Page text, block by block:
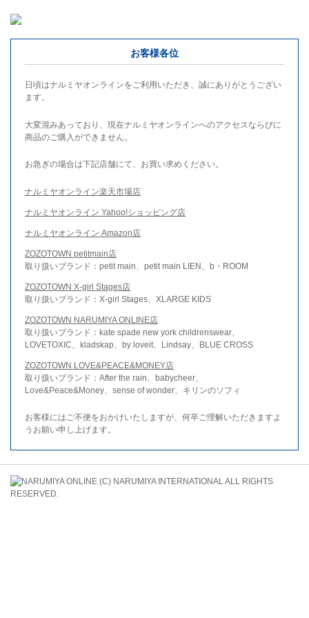
お客様各位
日頃はナルミヤオンラインをご利用いただき、誠にありがとうござい
ます。
大変混みあっており、現在ナルミヤオンラインへのアクセスならびに
商品のご購入ができません。
お急ぎの場合は下記店舗にて、お買い求めください。
ナルミヤオンライン楽天市場店
ナルミヤオンライン Yahoo!ショッピング店
ナルミヤオンライン Amazon店
ZOZOTOWN petitmain店
取り扱いブランド：petit main、petit main LIEN、b・ROOM
ZOZOTOWN X-girl Stages店
取り扱いブランド：X-girl Stages、XLARGE KIDS
ZOZOTOWN NARUMIYA ONLINE店
取り扱いブランド：kate spade new york childrenswear、
LOVETOXIC、kladskap、by loveit、Lindsay、BLUE CROSS
ZOZOTOWN LOVE&PEACE&MONEY店
取り扱いブランド：After the rain、babycheer、
Love&Peace&Money、sense of wonder、キリンのソフィ
お客様にはご不便をおかけいたしますが、何卒ご理解いただきますよ
うお願い申し上げます。